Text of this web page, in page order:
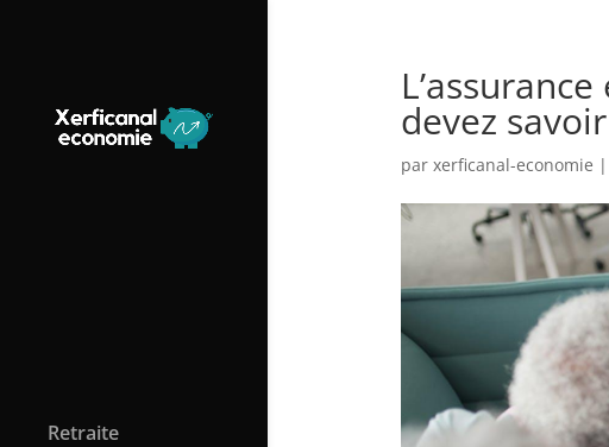
Retraite
devez
par xerficanal-economie |